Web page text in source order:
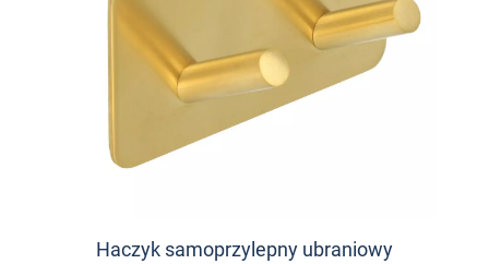
Haczyk samoprzylepny ubraniowy